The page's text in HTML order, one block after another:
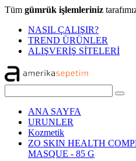
Tüm gümrük işlemleriniz
NASIL ÇALIŞIR?
TREND ÜRÜNLER
ALIŞVERİŞ SİTELERİ
ANA SAYFA
URUNLER
Kozmetik
ZO SKIN HEALTH
MASQUE - 85 G